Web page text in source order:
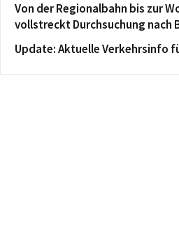
Von der Regionalbahn bis zur
vollstreckt Durchsuchung nach
Update: Aktuelle Verkehrsinfo